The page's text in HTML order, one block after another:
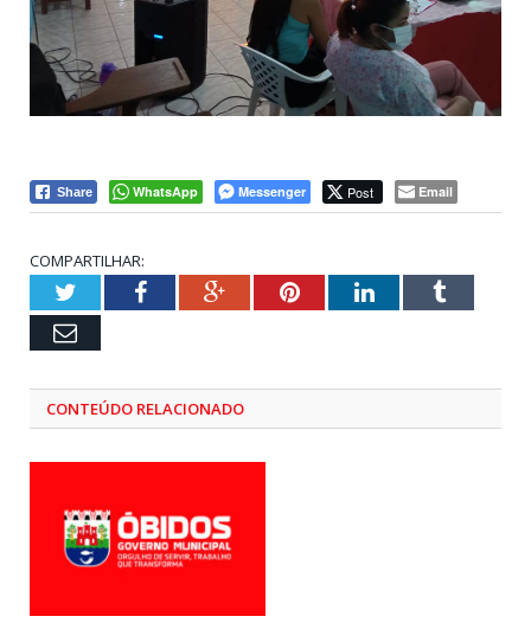
Share WhatsApp Messenger Post Email
COMPARTILHAR:
TwitterFacebookGoogle+PinterestLinkedInTumblr
Email
CONTEÚDO RELACIONADO